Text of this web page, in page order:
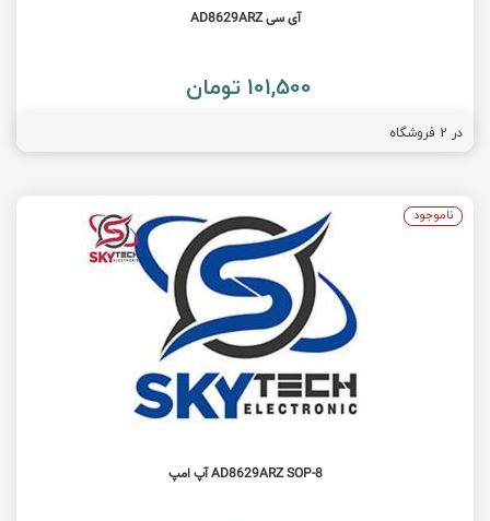
آی سی AD8629ARZ
101,500 تومان
در 2 فروشگاه
AD8629ARZ SOP-8 آپ امپ
ناموجود